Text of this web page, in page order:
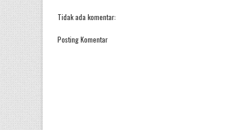
Tidak ada komentar:
Posting Komentar